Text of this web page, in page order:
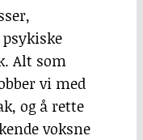
Alt som
vi med
og å rette
voksne